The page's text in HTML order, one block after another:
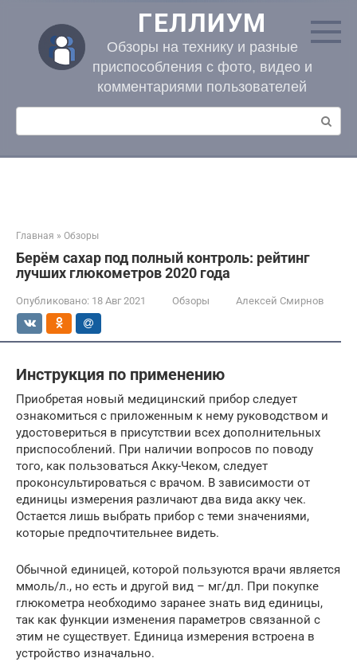
контенту
ГЕЛЛИУМ
Обзоры на технику и разные
приспособления с фото, видео и
комментариями пользователей
Поиск:
Главная » Обзоры
Берём сахар под полный контроль: рейтинг
лучших глюкометров 2020 года
Опубликовано: 18 Авг 2021 Обзоры Алексей Смирнов
Инструкция по применению
Приобретая новый медицинский прибор следует
ознакомиться с приложенным к нему руководством и
удостовериться в присутствии всех дополнительных
приспособлений. При наличии вопросов по поводу
того, как пользоваться Акку-Чеком, следует
проконсультироваться с врачом. В зависимости от
единицы измерения различают два вида акку чек.
Остается лишь выбрать прибор с теми значениями,
которые предпочтительнее видеть.
Обычной единицей, которой пользуются врачи является
ммоль/л., но есть и другой вид – мг/дл. При покупке
глюкометра необходимо заранее знать вид единицы,
так как функции изменения параметров связанной с
этим не существует. Единица измерения встроена в
устройство изначально.